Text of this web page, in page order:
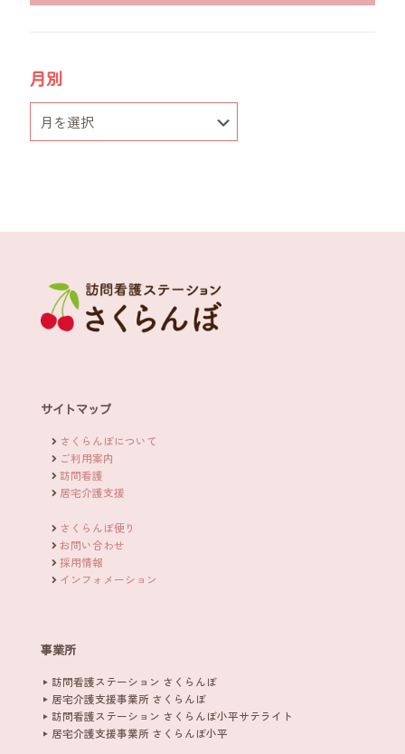
月別
サイトマップ
さくらんぼについて
ご利用案内
訪問看護
居宅介護支援
さくらんぼ便り
お問い合わせ
採用情報
インフォメーション
事業所
訪問看護ステーション さくらんぼ
居宅介護支援事業所 さくらんぼ
訪問看護ステーション さくらんぼ小平サテライト
居宅介護支援事業所 さくらんぼ小平